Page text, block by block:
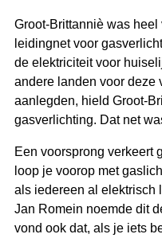
Groot-Brittanniè was
leidingnet voor
de elektriciteit voor
andere landen voor deze
aanlegden, hield Groot-
gasverlichting. Dat net
Een voorsprong verkeert
loop je voorop met
als iedereen al elektrisch
Jan Romein noemde dit
vond ook dat, als je iets